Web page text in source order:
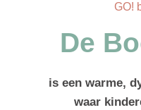
GO!
De
is een warme,
waar